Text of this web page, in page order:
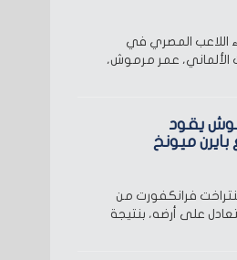
اللاعب المصري في
عمر مرموش،
يقود
ميونخ
فرانكفورت من
على أرضه، بنتيجة